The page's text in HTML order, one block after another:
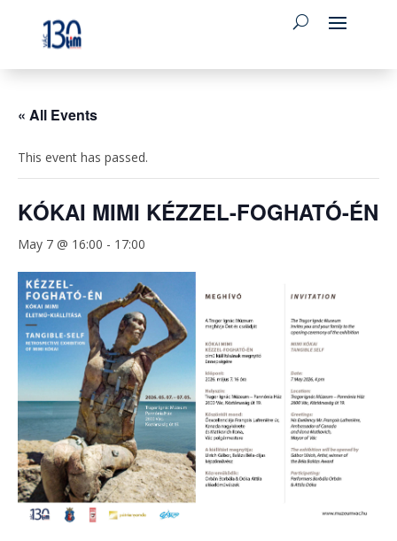
« All Events
This event has passed.
KÓKAI MIMI KÉZZEL-FOGHATÓ-ÉN
May 7 @ 16:00 - 17:00